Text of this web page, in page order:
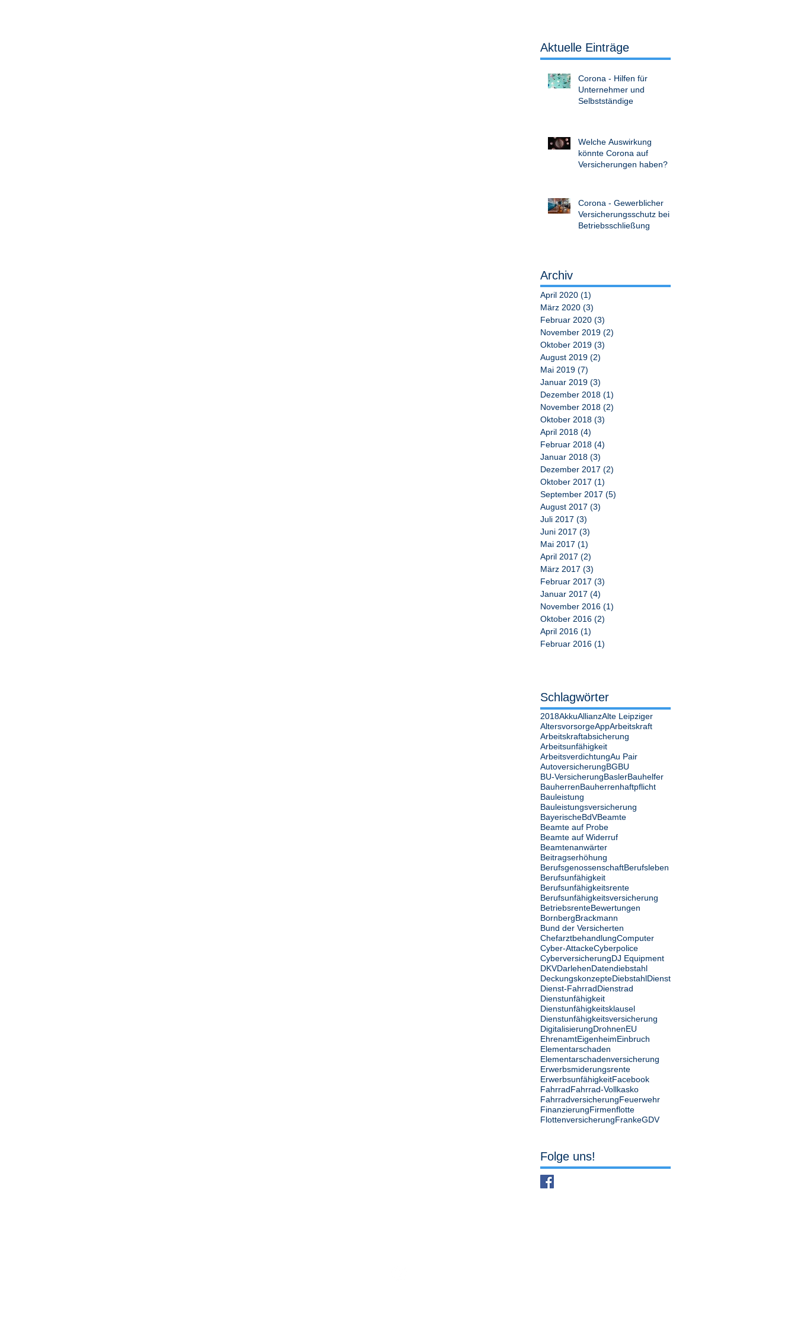
Aktuelle Einträge
Corona - Hilfen für
Unternehmer und
Selbstständige
Welche Auswirkung
könnte Corona auf
Versicherungen haben?
Corona - Gewerblicher
Versicherungsschutz bei
Betriebsschließung
Archiv
April 2020 (1)
März 2020 (3)
Februar 2020 (3)
November 2019 (2)
Oktober 2019 (3)
August 2019 (2)
Mai 2019 (7)
Januar 2019 (3)
Dezember 2018 (1)
November 2018 (2)
Oktober 2018 (3)
April 2018 (4)
Februar 2018 (4)
Januar 2018 (3)
Dezember 2017 (2)
Oktober 2017 (1)
September 2017 (5)
August 2017 (3)
Juli 2017 (3)
Juni 2017 (3)
Mai 2017 (1)
April 2017 (2)
März 2017 (3)
Februar 2017 (3)
Januar 2017 (4)
November 2016 (1)
Oktober 2016 (2)
April 2016 (1)
Februar 2016 (1)
Schlagwörter
2018AkkuAllianzAlte Leipziger
AltersvorsorgeAppArbeitskraft
Arbeitskraftabsicherung
Arbeitsunfähigkeit
ArbeitsverdichtungAu Pair
AutoversicherungBGBU
BU-VersicherungBaslerBauhelfer
BauherrenBauherrenhaftpflicht
Bauleistung
Bauleistungsversicherung
BayerischeBdVBeamte
Beamte auf Probe
Beamte auf Widerruf
Beamtenanwärter
Beitragserhöhung
BerufsgenossenschaftBerufsleben
Berufsunfähigkeit
Berufsunfähigkeitsrente
Berufsunfähigkeitsversicherung
BetriebsrenteBewertungen
BornbergBrackmann
Bund der Versicherten
ChefarztbehandlungComputer
Cyber-AttackeCyberpolice
CyberversicherungDJ Equipment
DKVDarlehenDatendiebstahl
DeckungskonzepteDiebstahlDienst
Dienst-FahrradDienstrad
Dienstunfähigkeit
Dienstunfähigkeitsklausel
Dienstunfähigkeitsversicherung
DigitalisierungDrohnenEU
EhrenamtEigenheimEinbruch
Elementarschaden
Elementarschadenversicherung
Erwerbsmiderungsrente
ErwerbsunfähigkeitFacebook
FahrradFahrrad-Vollkasko
FahrradversicherungFeuerwehr
FinanzierungFirmenflotte
FlottenversicherungFrankeGDV
Folge uns!